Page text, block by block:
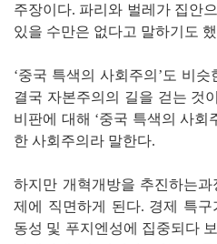
주장이다. 파리와 벌레가 집안
있을 수만은 없다고 말하기도
‘중국 특색의 사회주의’도 비
결국 자본주의의 길을 걷는 것
비판에 대해 ‘중국 특색의 사회
한 사회주의라 말한다.
하지만 개혁개방을 추진하는
제에 직면하게 된다. 경제 특
동성 및 푸지엔성에 집중되다